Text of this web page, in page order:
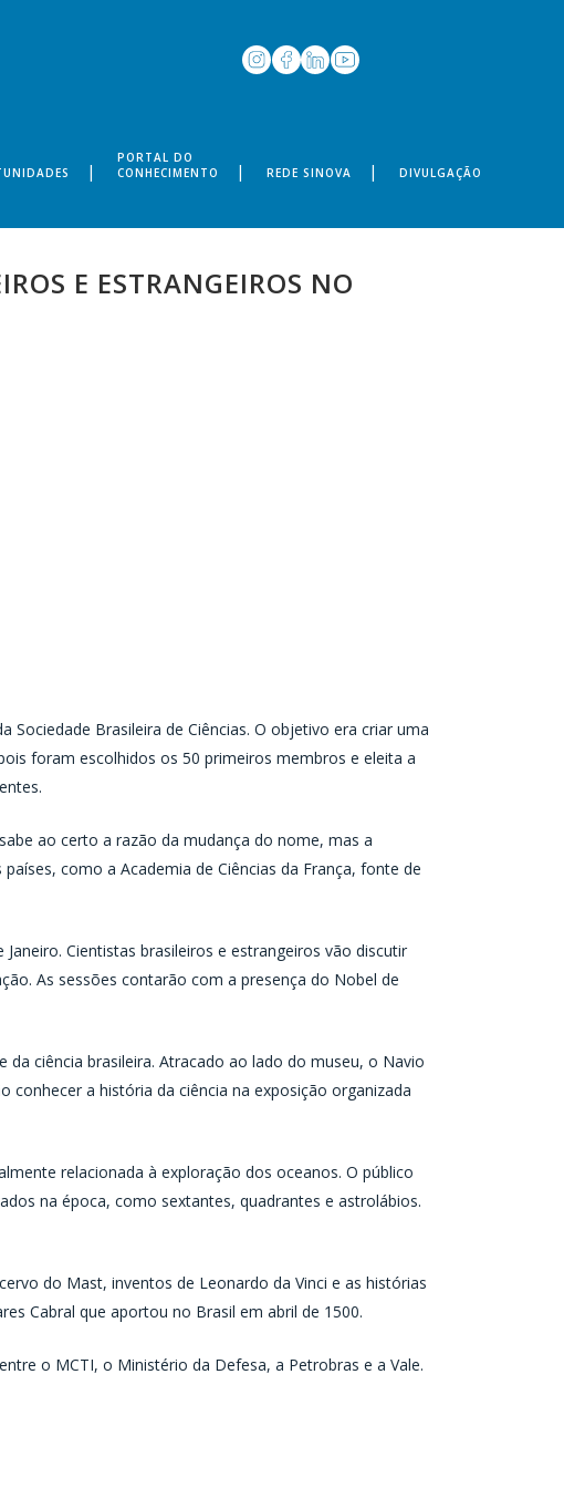
PORTAL DO
CONHECIMENTO
REDE SINOVA DIVULGAÇÃO
E ESTRANGEIROS NO
Sociedade Brasileira de Ciências. O objetivo era criar uma
foram escolhidos os 50 primeiros membros e eleita a
ao certo a razão da mudança do nome, mas a
como a Academia de Ciências da França, fonte de
Cientistas brasileiros e estrangeiros vão discutir
As sessões contarão com a presença do Nobel de
ciência brasileira. Atracado ao lado do museu, o Navio
conhecer a história da ciência na exposição organizada
relacionada à exploração dos oceanos. O público
na época, como sextantes, quadrantes e astrolábios.
do Mast, inventos de Leonardo da Vinci e as histórias
Cabral que aportou no Brasil em abril de 1500.
o MCTI, o Ministério da Defesa, a Petrobras e a Vale.